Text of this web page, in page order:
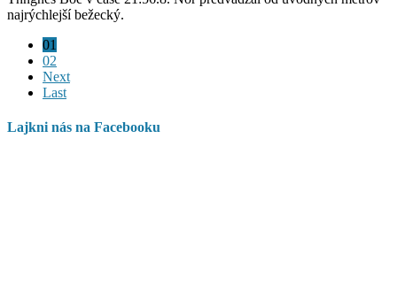
najrýchlejší bežecký.
01
02
Next
Last
Lajkni nás na Facebooku